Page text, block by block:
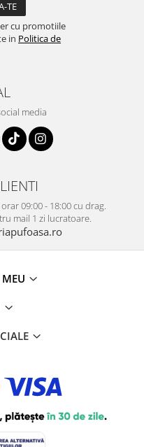
cu promotiile
in Politica de
media
09:00 - 18:00 cu drag.
mail 1 zi lucratoare.